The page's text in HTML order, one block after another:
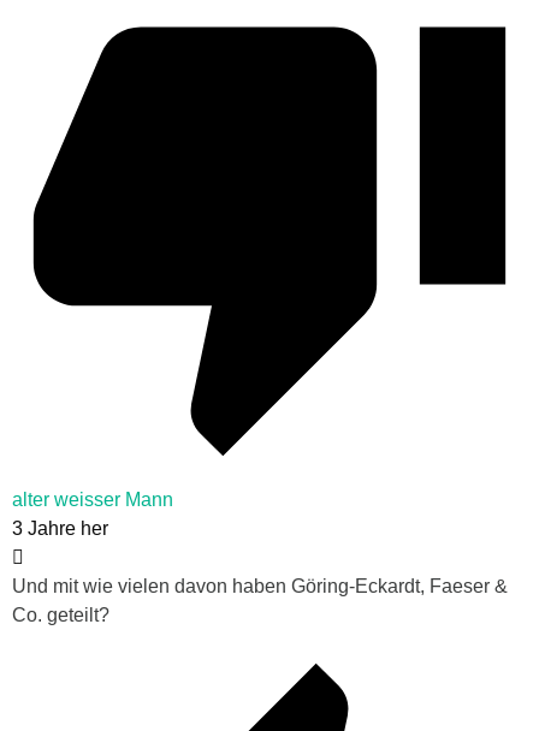
alter weisser Mann
3 Jahre her
Und mit wie vielen davon haben Göring-Eckardt, Faeser &
Co. geteilt?